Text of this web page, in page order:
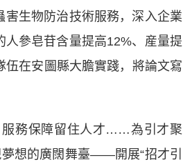
生物防治技術服務，深入企業
參皂苷含量提高12%、産量提
伍在安圖縣大膽實踐，將論文寫
務保障留住人才……為引才聚
想的廣闊舞臺——開展“招才引